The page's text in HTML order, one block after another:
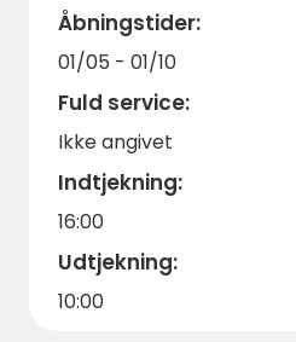
rejse!
Åbningstider:
01/05 - 01/10
Fuld service:
Ikke angivet
Indtjekning:
16:00
Udtjekning:
10:00